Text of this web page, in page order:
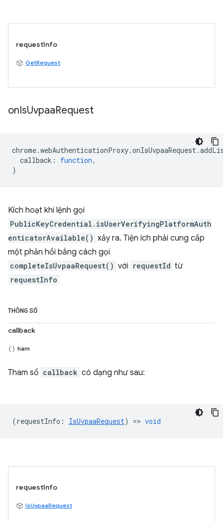
requestInfo
GetRequest
onIsUvpaaRequest
chrome.webAuthenticationProxy.onIsUvpaaRequest.
callback : function,
)
Kích hoạt khi lệnh gọi
PublicKeyCredential.isUserVerifyingPlatformAuth
enticatorAvailable() xảy ra. Tiện ích phải cung cấp
một phản hồi bằng cách gọi
completeIsUvpaaRequest() với requestId từ
requestInfo
THÔNG SỐ
callback
hàm
Tham số callback có dạng như sau:
(requestInfo : IsUvpaaRequest) => void
requestInfo
IsUvpaaRequest